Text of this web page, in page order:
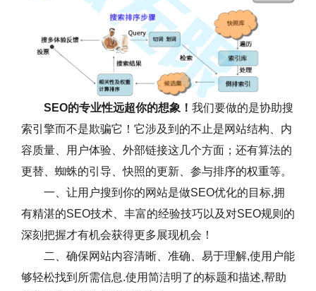
SEO的专业性远超你的想象！ 我们要做的是协助搜
索引擎而不是欺骗它！它涉及到的不止是网站结构、内
容质量、用户体验、外部链接这几个方面；还有算法的
更替、蜘蛛的引导、快照的更新、参与排序的权重等。
一、让用户搜到你的网站是做SEO优化的目标,拥
有精湛的SEO技术、丰富的经验技巧以及对SEO规则的
深刻把握才有机会获得更多展现机会！
二、确保网站内容清晰、准确、易于理解,使用户能
够轻松找到所需信息.使用简洁明了的标题和描述,帮助